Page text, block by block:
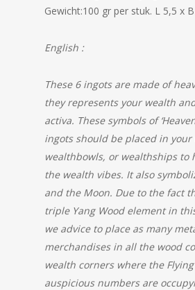
Gewicht:100 gr per stuk. L 5,5 x
English :
These 6 ingots are made of
they represents your wealth
activa. These symbols of
ingots should be placed in your
wealthbowls, or wealthships to
the wealth vibes. It also
and the Moon. Due to the fact
triple Yang Wood element in
we advice to place as many
merchandises in all the wood
wealth corners where the
auspicious numbers are